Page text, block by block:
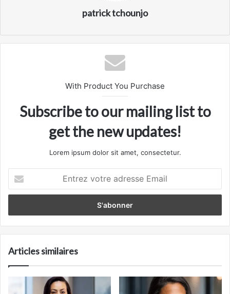
patrick tchounjo
With Product You Purchase
Subscribe to our mailing list to
get the new updates!
Lorem ipsum dolor sit amet, consectetur.
votre
adresse
Articles similaires